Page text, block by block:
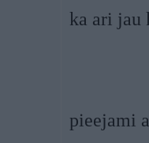
ka ari jau
pieejami